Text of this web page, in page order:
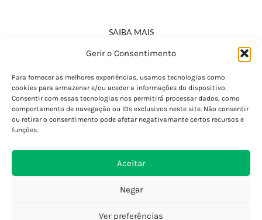
Gerir o Consentimento
Para fornecer as melhores experiências, usamos tecnologias como
cookies para armazenar e/ou aceder a informações do dispositivo.
Consentir com essas tecnologias nos permitirá processar dados, como
comportamento de navegação ou IDs exclusivos neste site. Não consentir
ou retirar o consentimento pode afetar negativamante certos recursos e
funções.
Aceitar
Negar
Ver preferências
SAIBA MAIS
Política de Privacidade
Termos e Condições
Perguntas Frequentes
Custos de Envio
Encomendas Internacionais
Devoluções e Trocas